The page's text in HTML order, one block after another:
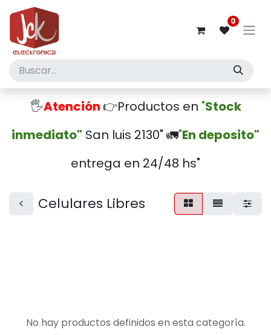
0
🖐️Atención 👉Productos en "Stock
inmediato" San luis 2130" 🚛"En deposito"
entrega en 24/48 hs"
Celulares Libres
No hay productos definidos en esta categoría.